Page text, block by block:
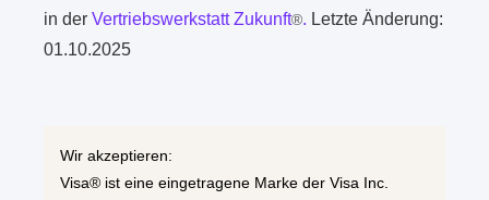
in derVertriebswerkstatt Zukunft®. Letzte Änderung:
01.10.2025
Wir akzeptieren:
Visa® ist eine eingetragene Marke der Visa Inc.